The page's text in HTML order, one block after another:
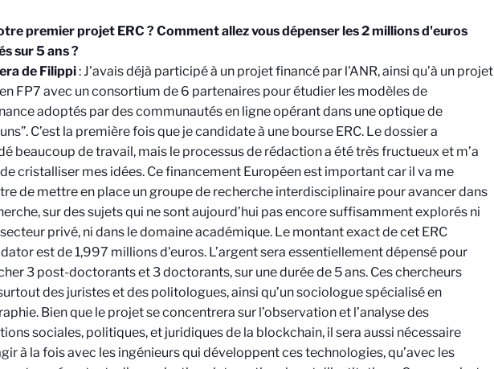
premier projet ERC ? Comment allez vous dépenser les 2 millions d'euros
sur 5 ans ?
de Filippi: J'avais déjà participé à un projet financé par l'ANR, ainsi qu’à un projet
FP7 avec un consortium de 6 partenaires pour étudier les modèles de
adoptés par des communautés en ligne opérant dans une optique de
C’est la première fois que je candidate à une bourse ERC. Le dossier a
beaucoup de travail, mais le processus de rédaction a été très fructueux et m’a
cristalliser mes idées. Ce financement Européen est important car il va me
de mettre en place un groupe de recherche interdisciplinaire pour avancer dans
sur des sujets qui ne sont aujourd’hui pas encore suffisamment explorés ni
privé, ni dans le domaine académique. Le montant exact de cet ERC
est de 1,997 millions d'euros. L’argent sera essentiellement dépensé pour
3 post-doctorants et 3 doctorants, sur une durée de 5 ans. Ces chercheurs
des juristes et des politologues, ainsi qu’un sociologue spécialisé en
Bien que le projet se concentrera sur l’observation et l’analyse des
sociales, politiques, et juridiques de la blockchain, il sera aussi nécessaire
à la fois avec les ingénieurs qui développent ces technologies, qu’avec les